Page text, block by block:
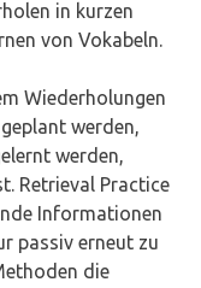
in kurzen
von Vokabeln.
Wiederholungen
werden,
werden,
Retrieval Practice
Informationen
passiv erneut zu
die